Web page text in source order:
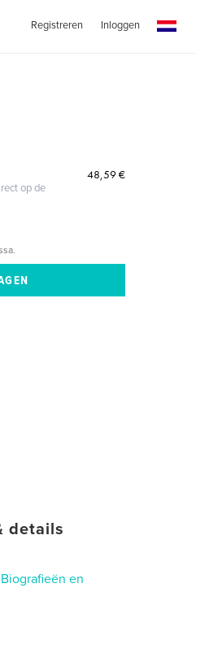
Registreren Inloggen
op de
48,59 €
details
Biografieën en